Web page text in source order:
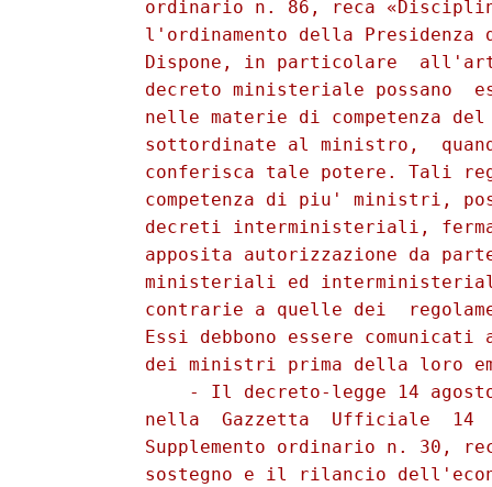
ordinario n. 86, reca
l'ordinamento della Presidenza
Dispone, in particolare
decreto ministeriale possano
nelle materie di competenza
sottordinate al ministro,
conferisca tale potere. Tali
competenza di piu' ministri,
decreti interministeriali,
apposita autorizzazione da
ministeriali ed
contrarie a quelle dei
Essi debbono essere comunicati
dei ministri prima della loro
- Il decreto-legge 14
nella  Gazzetta  Ufficiale  14
Supplemento ordinario n. 30,
sostegno e il rilancio